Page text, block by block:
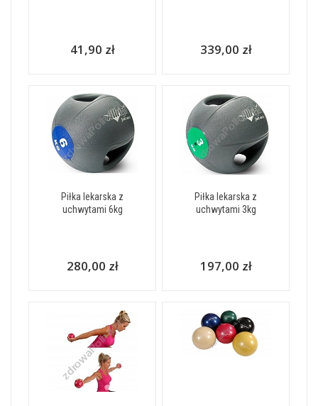
41,90 zł 339,00 zł
Piłka lekarska z
uchwytami 6kg
280,00 zł
Piłka lekarska z
uchwytami 3kg
197,00 zł